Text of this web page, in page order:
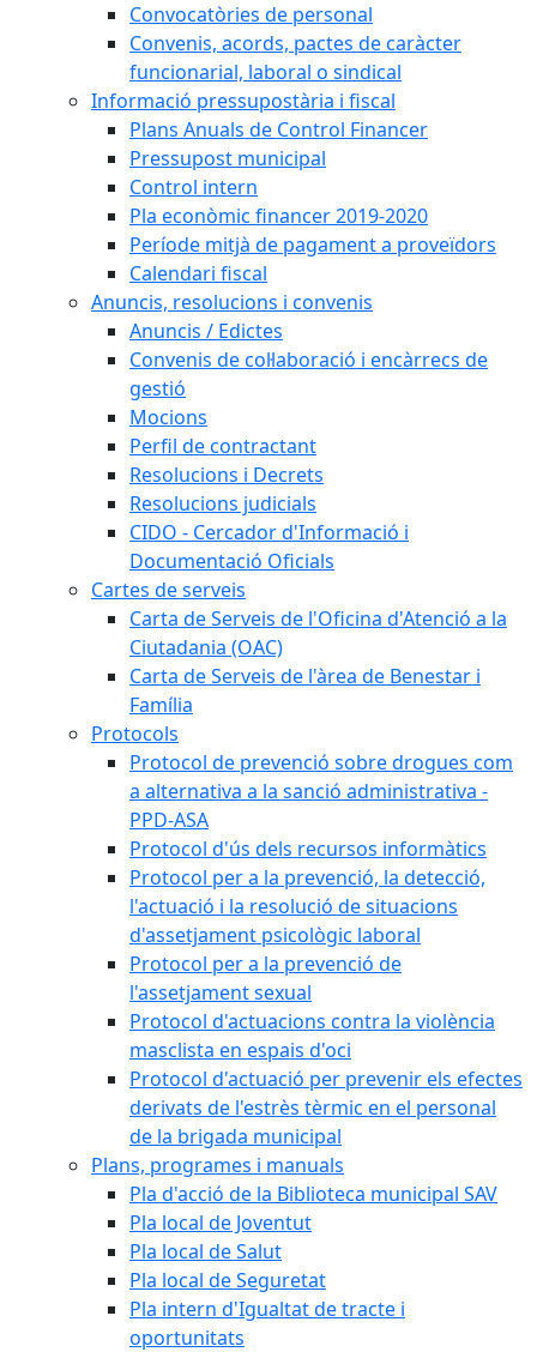
Convocatòries de personal
Convenis, acords, pactes de caràcter
funcionarial, laboral o sindical
Informació pressupostària i fiscal
Plans Anuals de Control Financer
Pressupost municipal
Control intern
Pla econòmic financer 2019-2020
Període mitjà de pagament a proveïdors
Calendari fiscal
Anuncis, resolucions i convenis
Anuncis / Edictes
Convenis de col·laboració i encàrrecs de
gestió
Mocions
Perfil de contractant
Resolucions i Decrets
Resolucions judicials
CIDO - Cercador d'Informació i
Documentació Oficials
Cartes de serveis
Carta de Serveis de l'Oficina d'Atenció a la
Ciutadania (OAC)
Carta de Serveis de l'àrea de Benestar i
Família
Protocols
Protocol de prevenció sobre drogues com
a alternativa a la sanció administrativa -
PPD-ASA
Protocol d'ús dels recursos informàtics
Protocol per a la prevenció, la detecció,
l'actuació i la resolució de situacions
d'assetjament psicològic laboral
Protocol per a la prevenció de
l'assetjament sexual
Protocol d'actuacions contra la violència
masclista en espais d'oci
Protocol d'actuació per prevenir els efectes
derivats de l'estrès tèrmic en el personal
de la brigada municipal
Plans, programes i manuals
Pla d'acció de la Biblioteca municipal SAV
Pla local de Joventut
Pla local de Salut
Pla local de Seguretat
Pla intern d'Igualtat de tracte i
oportunitats